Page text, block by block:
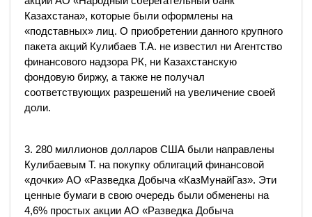
Казахстана», которые были оформлены на
«подставных» лиц. О приобретении данного крупного
пакета акций Кулибаев Т.А. не известил ни Агентство
финансового надзора РК, ни Казахстанскую
фондовую биржу, а также не получал
соответствующих разрешений на увеличение своей
доли.
3. 280 миллионов долларов США были направлены
Кулибаевым Т. на покупку облигаций финансовой
«дочки» АО «Разведка Добыча «КазМунайГаз». Эти
ценные бумаги в свою очередь были обменены на
4,6% простых акции АО «Разведка Добыча